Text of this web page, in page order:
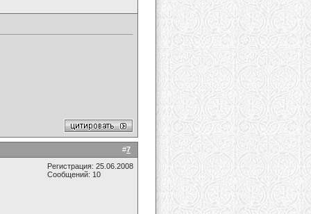
#7
Регистрация: 25.06.2008
Сообщений: 10